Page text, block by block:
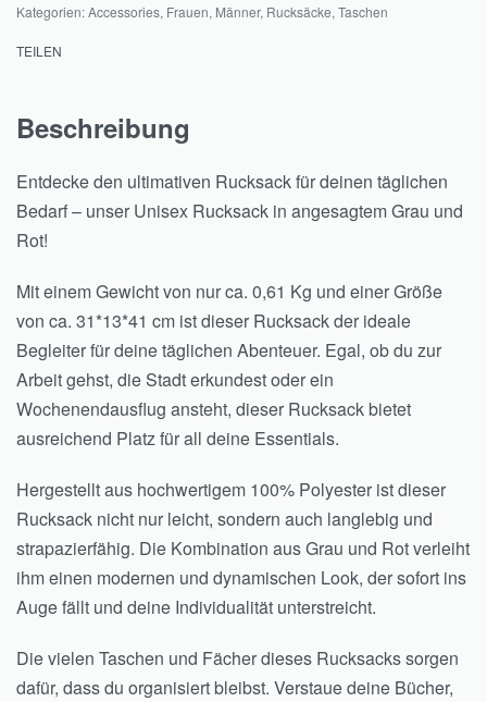
Kategorien:Accessories, Frauen, Männer, Rucksäcke, Taschen
TEILEN
Beschreibung
Entdecke den ultimativen Rucksack für deinen täglichen
Bedarf – unser Unisex Rucksack in angesagtem Grau und
Rot!
Mit einem Gewicht von nur ca. 0,61 Kg und einer Größe
von ca. 31*13*41 cm ist dieser Rucksack der ideale
Begleiter für deine täglichen Abenteuer. Egal, ob du zur
Arbeit gehst, die Stadt erkundest oder ein
Wochenendausflug ansteht, dieser Rucksack bietet
ausreichend Platz für all deine Essentials.
Hergestellt aus hochwertigem 100% Polyester ist dieser
Rucksack nicht nur leicht, sondern auch langlebig und
strapazierfähig. Die Kombination aus Grau und Rot verleiht
ihm einen modernen und dynamischen Look, der sofort ins
Auge fällt und deine Individualität unterstreicht.
Die vielen Taschen und Fächer dieses Rucksacks sorgen
dafür, dass du organisiert bleibst. Verstaue deine Bücher,